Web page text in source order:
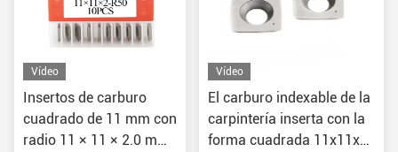
Vídeo
Insertos de carburo
cuadrado de 11 mm con
radio 11 × 11 × 2.0 mm-
Vídeo
El carburo indexable de la
carpintería inserta con la
forma cuadrada 11x11x2-